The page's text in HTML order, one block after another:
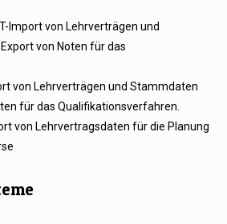
Import von Lehrverträgen und
von Noten für das
von Lehrverträgen und Stammdaten
für das Qualifikationsverfahren.
von Lehrvertragsdaten für die Planung